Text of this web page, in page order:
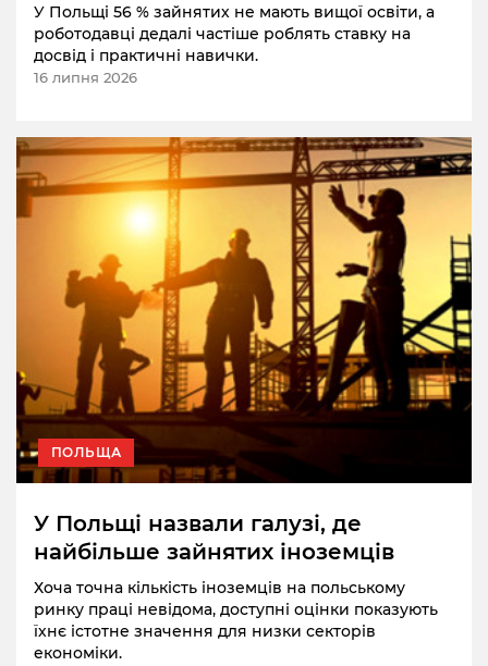
У Польщі 56 % зайнятих не мають вищої освіти, а
роботодавці дедалі частіше роблять ставку на
досвід і практичні навички.
16 липня 2026
ПОЛЬЩА
У Польщі назвали галузі, де
найбільше зайнятих іноземців
Хоча точна кількість іноземців на польському
ринку праці невідома, доступні оцінки показують
їхнє істотне значення для низки секторів
економіки.